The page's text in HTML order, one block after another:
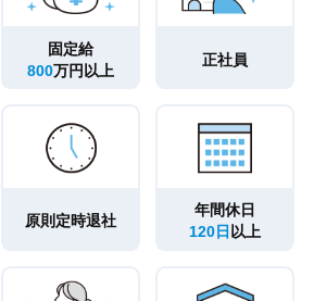
固定給
800万円以上
正社員
原則定時退社
年間休日
120日 以上